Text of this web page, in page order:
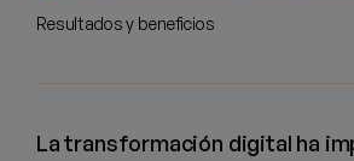
Resultados y beneficios
La transformación digital ha